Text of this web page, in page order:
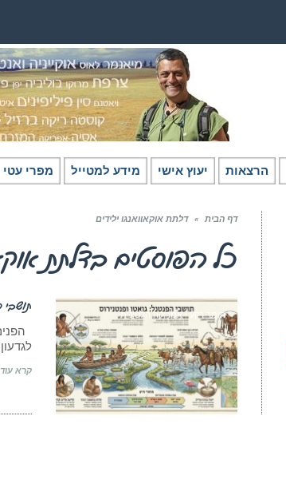
הרצאות יעוץ אישי מידע למטייל מפרי עטי
דף הבית » דלתת אוקאוואנגו ילידים
כל הפוסטים בדלתת
חומר רקע - אמריקה הלטינית
תושבי
קרא